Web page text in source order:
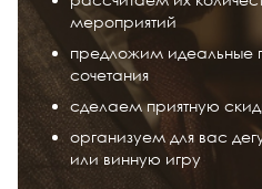
мероприятий
предложим идеальные
сочетания
сделаем приятную
организуем для вас
или винную игру